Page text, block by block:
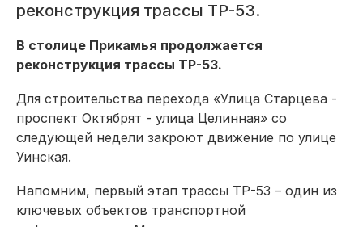
реконструкция трассы ТР-53.
В столице Прикамья продолжается
реконструкция трассы ТР-53.
Для строительства перехода «Улица Старцева -
проспект Октябрят - улица Целинная» со
следующей недели закроют движение по улице
Уинская.
Напомним, первый этап трассы ТР-53 – один из
ключевых объектов транспортной